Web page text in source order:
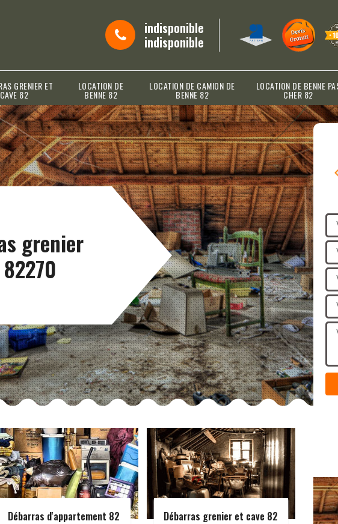
indisponible
indisponible
GRENIER ET
CAVE 82
LOCATION DE
BENNE 82
LOCATION DE CAMION DE
BENNE 82
LOCATION DE BENNE
CHER 82
grenier
Débarras d'appartement 82 Débarras grenier et cave 82